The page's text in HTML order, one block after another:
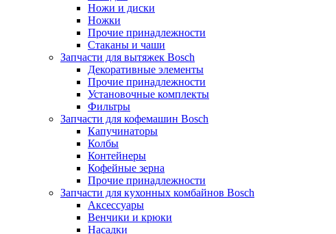
Ножи и диски
Ножки
Прочие принадлежности
Стаканы и чаши
Запчасти для вытяжек Bosch
Декоративные элементы
Прочие принадлежности
Установочные комплекты
Фильтры
Запчасти для кофемашин Bosch
Капучинаторы
Колбы
Контейнеры
Кофейные зерна
Прочие принадлежности
Запчасти для кухонных комбайнов Bosch
Аксессуары
Венчики и крюки
Насадки